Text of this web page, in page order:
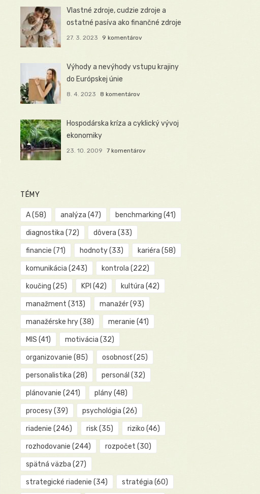
Vlastné zdroje, cudzie zdroje a
ostatné pasíva ako finančné zdroje
27. 3. 2023 9 komentárov
Výhody a nevýhody vstupu krajiny
do Európskej únie
8. 4. 2023 8 komentárov
Hospodárska kríza a cyklický vývoj
ekonomiky
23. 10. 2009 7 komentárov
TÉMY
A(58) analýza (47) benchmarking (41)
diagnostika (72) dôvera (33)
financie (71) hodnoty(33) kariéra (58)
komunikácia (243) kontrola (222)
koučing (25) KPI (42) kultúra (42)
manažment (313) manažér(93)
manažérske hry(38) meranie (41)
MIS (41) motivácia (32)
organizovanie (85) osobnosť(25)
personalistika (28) personál (32)
plánovanie (241) plány(48)
procesy(39) psychológia (26)
riadenie (246) risk(35) riziko (46)
rozhodovanie (244) rozpočet (30)
spätná väzba (27)
strategické riadenie (34) stratégia (60)